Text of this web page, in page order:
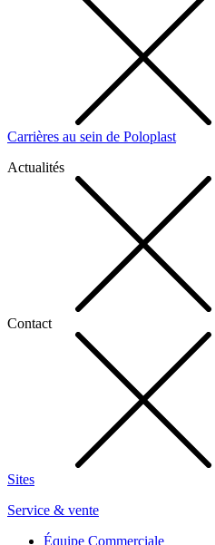
Carrières au sein de Poloplast
Actualités
Contact
Sites
Service & vente
Équipe Commerciale